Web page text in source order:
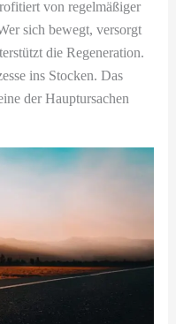
von regelmäßiger
sich bewegt, versorgt
die Regeneration.
ins Stocken. Das
der Hauptursachen